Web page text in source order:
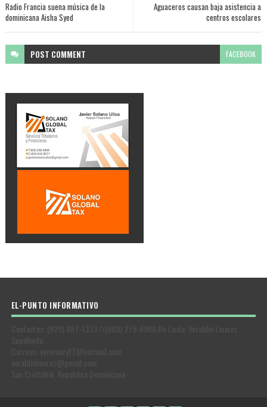
Aguaceros causan baja asistencia a
centros escolares
Radio Francia suena música de la
dominicana Aisha Syed
POST COMMENT FACEBOOK
EL-PUNTO INFORMATIVO